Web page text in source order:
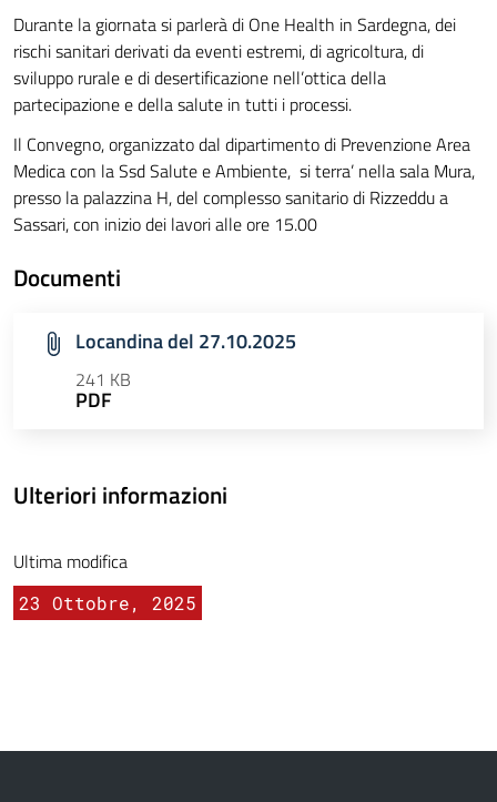
Durante la giornata si parlerà di One Health in Sardegna, dei
rischi sanitari derivati da eventi estremi, di agricoltura, di
sviluppo rurale e di desertificazione nell’ottica della
partecipazione e della salute in tutti i processi.
Il Convegno, organizzato dal dipartimento di Prevenzione Area
Medica con la Ssd Salute e Ambiente, si terra’ nella sala Mura,
presso la palazzina H, del complesso sanitario di Rizzeddu a
Sassari, con inizio dei lavori alle ore 15.00
Documenti
Locandina del 27.10.2025
241 KB
PDF
Ulteriori informazioni
Ultima modifica
23 Ottobre, 2025